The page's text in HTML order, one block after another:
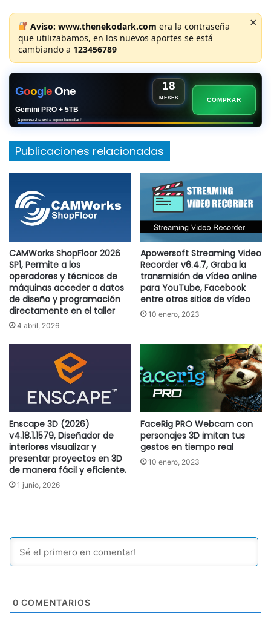
Aviso: www.thenekodark.com era la contraseña
que utilizabamos, en los nuevos aportes se está
cambiando a 123456789
×
GoogeOne 18
MESES
Gemini PRO + 5TB
¡Aprovecha esta oportunidad!
COMPRAR
Publicaciones relacionadas
CAMWorks ShopFloor 2026
SP1, Permite a los
operadores y técnicos de
máquinas acceder a datos
de diseño y programación
directamente en el taller
4 abril, 2026
Apowersoft Streaming Video
Recorder v6.4.7, Graba la
transmisión de vídeo online
para YouTube, Facebook
entre otros sitios de vídeo
10 enero, 2023
Enscape 3D (2026)
v4.18.1.1579, Diseñador de
interiores visualizar y
presentar proyectos en 3D
de manera fácil y eficiente.
1 junio, 2026
FaceRig PRO Webcam con
personajes 3D imitan tus
gestos en tiempo real
10 enero, 2023
0 COMENTARIOS